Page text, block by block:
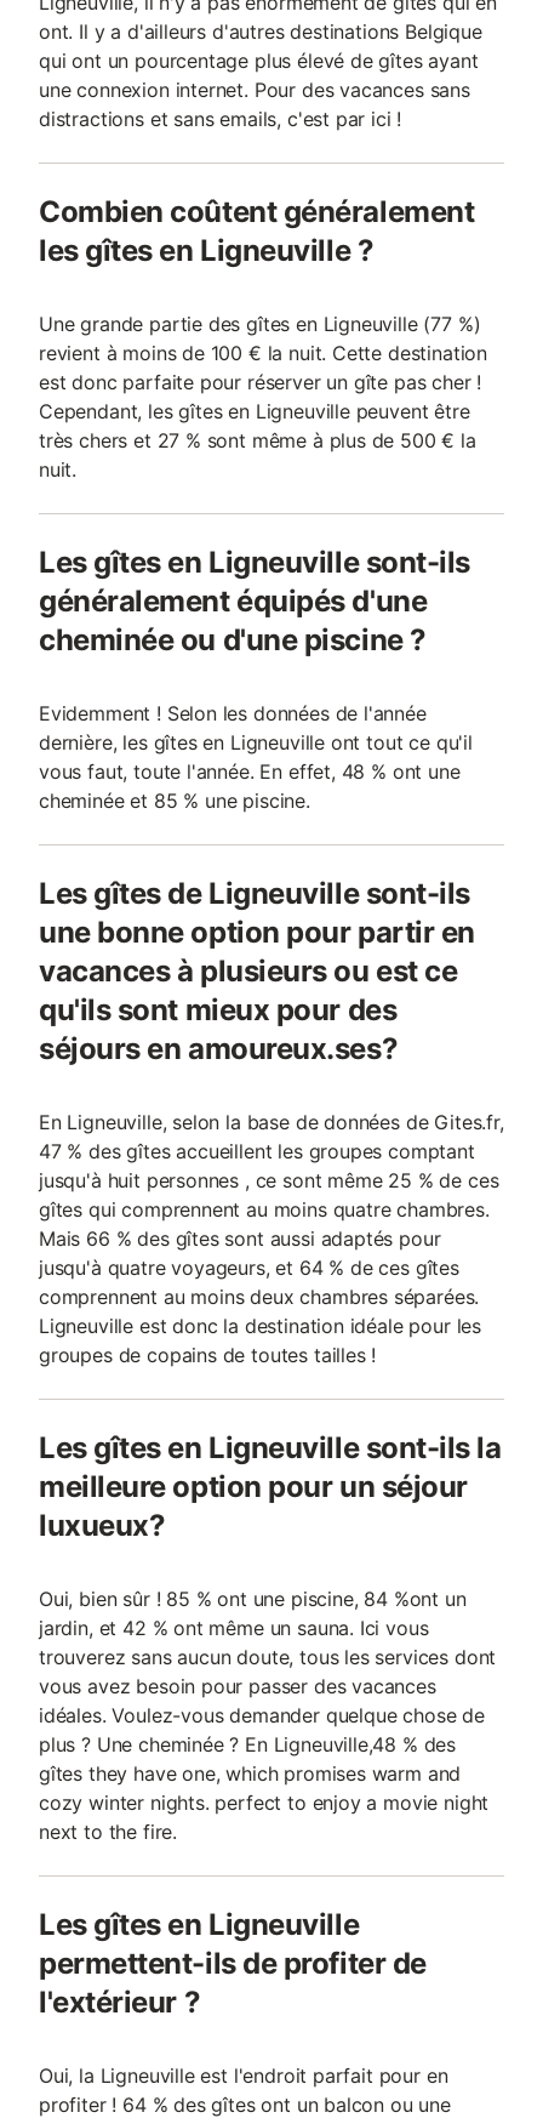
ont. Il y a d'ailleurs d'autres destinations Belgique
qui ont un pourcentage plus élevé de gîtes ayant
une connexion internet. Pour des vacances sans
distractions et sans emails, c'est par ici !
Combien coûtent généralement
les gîtes en Ligneuville ?
Une grande partie des gîtes en Ligneuville (77 %)
revient à moins de 100 € la nuit. Cette destination
est donc parfaite pour réserver un gîte pas cher !
Cependant, les gîtes en Ligneuville peuvent être
très chers et 27 % sont même à plus de 500 € la
nuit.
Les gîtes en Ligneuville sont-ils
généralement équipés d'une
cheminée ou d'une piscine ?
Evidemment ! Selon les données de l'année
dernière, les gîtes en Ligneuville ont tout ce qu'il
vous faut, toute l'année. En effet, 48 % ont une
cheminée et 85 % une piscine.
Les gîtes de Ligneuville sont-ils
une bonne option pour partir en
vacances à plusieurs ou est ce
qu'ils sont mieux pour des
séjours en amoureux.ses?
En Ligneuville, selon la base de données de Gites.fr,
47 % des gîtes accueillent les groupes comptant
jusqu'à huit personnes , ce sont même 25 % de ces
gîtes qui comprennent au moins quatre chambres.
Mais 66 % des gîtes sont aussi adaptés pour
jusqu'à quatre voyageurs, et 64 % de ces gîtes
comprennent au moins deux chambres séparées.
Ligneuville est donc la destination idéale pour les
groupes de copains de toutes tailles !
Les gîtes en Ligneuville sont-ils la
meilleure option pour un séjour
luxueux?
Oui, bien sûr ! 85 % ont une piscine, 84 %ont un
jardin, et 42 % ont même un sauna. Ici vous
trouverez sans aucun doute, tous les services dont
vous avez besoin pour passer des vacances
idéales. Voulez-vous demander quelque chose de
plus ? Une cheminée ? En Ligneuville,48 % des
gîtes they have one, which promises warm and
cozy winter nights. perfect to enjoy a movie night
next to the fire.
Les gîtes en Ligneuville
permettent-ils de profiter de
l'extérieur ?
Oui, la Ligneuville est l'endroit parfait pour en
profiter ! 64 % des gîtes ont un balcon ou une